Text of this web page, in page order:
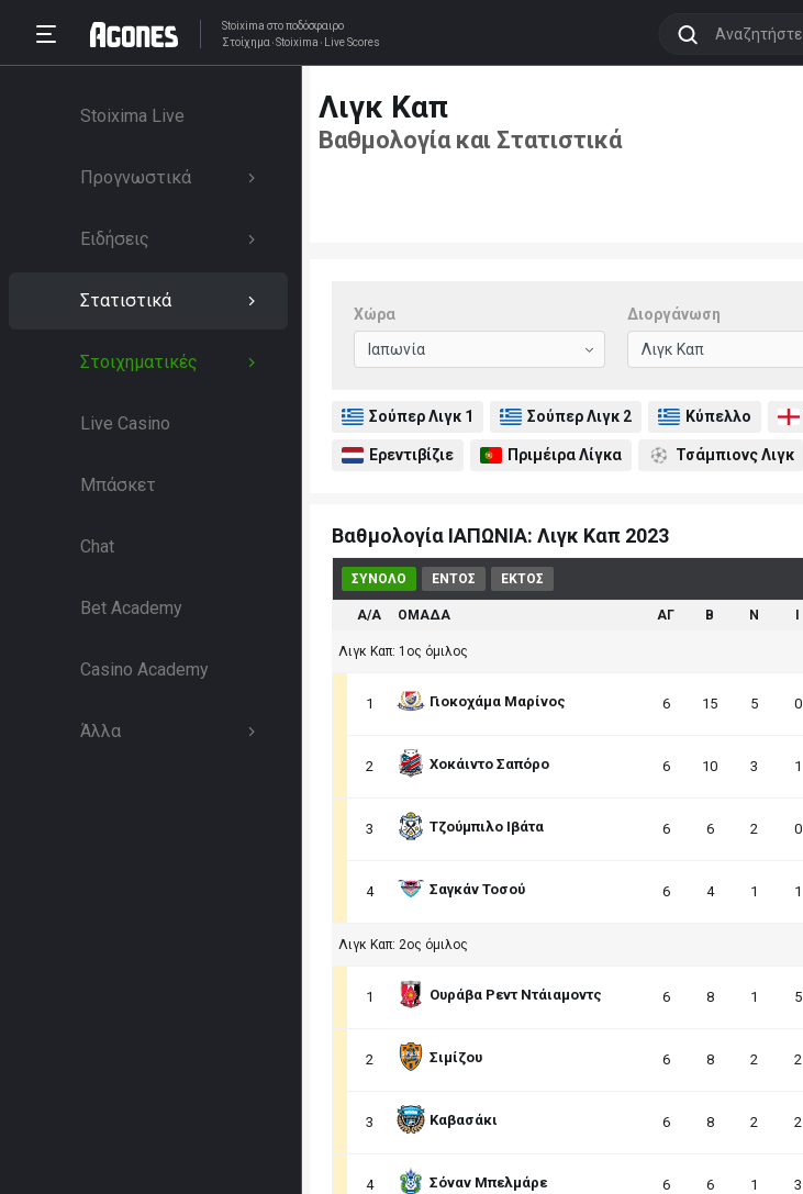
Stoixima στο ποδόσφαιρο
Στοίχημα Stoixima Live Scores
Stoixima Live
Προγνωστικά
Ειδήσεις
Στατιστικά
Στοιχηματικές
Live Casino
Μπάσκετ
Chat
Bet Academy
Casino Academy
Άλλα
Λιγκ Καπ
Βαθμολογία και Στατιστικά
Χώρα Διοργάνωση
Σούπερ Λιγκ 1 Σούπερ Λιγκ 2 Κύπελλο
Ερεντιβίζιε Πριμέιρα Λίγκα Τσάμπιονς Λιγκ
Βαθμολογία ΙΑΠΩΝΙΑ: Λιγκ Καπ 2023
ΣΥΝΟΛΟ ΕΝΤΟΣ ΕΚΤΟΣ
Α/Α ΟΜΑΔΑ ΑΓ B N
Λιγκ Καπ: 1ος όμιλος
1 Γιοκοχάμα Μαρίνος 6 15 5 0
2 Χοκάιντο Σαπόρο 6 10 3 1
3 Τζούμπιλο Ιβάτα 6 6 2 0
4 Σαγκάν Τοσού 6 4 1 1
Λιγκ Καπ: 2ος όμιλος
1 Ουράβα Ρεντ Ντάιαμοντς 6 8 1 5
2 Σιμίζου 6 8 2 2
3 Καβασάκι 6 8 2 2
4 Σόναν Μπελμάρε 6 6 1 3